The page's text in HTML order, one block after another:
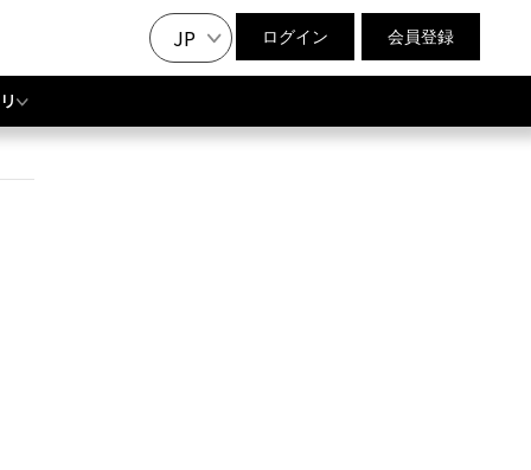
JP ログイン 会員登録